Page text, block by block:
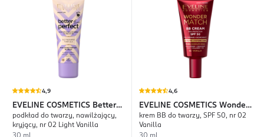
4,9
EVELINE COSMETICS Better
Than Perfect
podkład do twarzy, nawilżający,
kryjący, nr 02 Light Vanilla
4,6
EVELINE COSMETICS Wonder
Match
krem BB do twarzy, SPF 50, nr 02
Vanilla